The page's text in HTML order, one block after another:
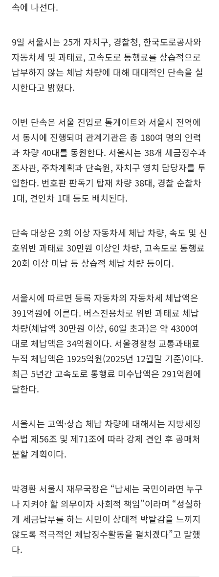
속에 나선다.
9일 서울시는 25개 자치구, 경찰청, 한국도로공사와
자동차세 및 과태료, 고속도로 통행료를 상습적으로
납부하지 않는 체납 차량에 대해 대대적인 단속을 실
시한다고 밝혔다.
이번 단속은 서울 진입로 톨게이트와 서울시 전역에
서 동시에 진행되며 관계기관은 총 180여 명의 인력
과 차량 40대를 동원한다. 서울시는 38개 세금징수과
조사관, 주차계획과 단속원, 자치구 영치 담당자를 투
입한다. 번호판 판독기 탑재 차량 38대, 경찰 순찰차
1대, 견인차 1대 등도 배치된다.
단속 대상은 2회 이상 자동차세 체납 차량, 속도 및 신
호위반 과태료 30만원 이상인 차량, 고속도로 통행료
20회 이상 미납 등 상습적 체납 차량 등이다.
서울시에 따르면 등록 자동차의 자동차세 체납액은
391억원에 이른다. 버스전용차로 위반 과태료 체납
차량(체납액 30만원 이상, 60일 초과)은 약 4300여
대로 체납액은 34억원이다. 서울경찰청 교통과태료
누적 체납액은 1925억원(2025년 12월말 기준)이다.
최근 5년간 고속도로 통행료 미수납액은 291억원에
달한다.
서울시는 고액·상습 체납 차량에 대해서는 지방세징
수법 제56조 및 제71조에 따라 강제 견인 후 공매처
분할 계획이다.
박경환 서울시 재무국장은 “납세는 국민이라면 누구
나 지켜야 할 의무이자 사회적 책임”이라며 “성실하
게 세금납부를 하는 시민이 상대적 박탈감을 느끼지
않도록 적극적인 체납징수활동을 펼치겠다”고 말했
다.